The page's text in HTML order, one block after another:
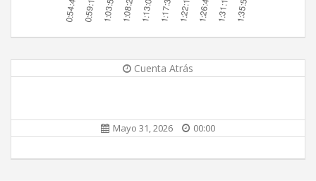
Cuenta Atrás
Mayo 31, 2026 00:00